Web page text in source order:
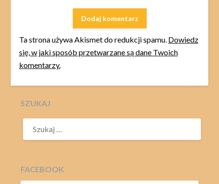
Ta strona używa Akismet do redukcji spamu. Dowiedz
się, w jaki sposób przetwarzane są dane Twoich
komentarzy.
SZUKAJ
SZUKAJ:
FACEBOOK